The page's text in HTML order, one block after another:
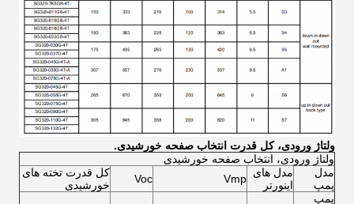
ولتاژ ورودی، کل قدرت انتخاب صفحه خورشیدی.
ولتاژ ورودی، انتخاب صفحه خورشیدی
مدل
پمپ
مدل های
اینورتر
Vmp
Voc
کل قدرت تخته های
خورشیدی
پمپ